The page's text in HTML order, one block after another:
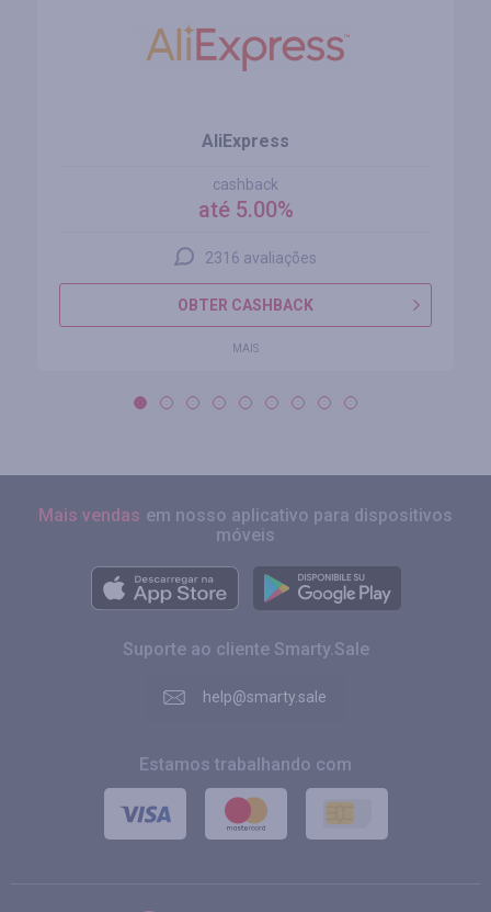
AliExpress
cashback
até 5.00%
2316 avaliações
OBTER CASHBACK
MAIS
Mais vendas em nosso aplicativo para dispositivos
móveis
Suporte ao cliente Smarty.Sale
help@smarty.sale
Estamos trabalhando com